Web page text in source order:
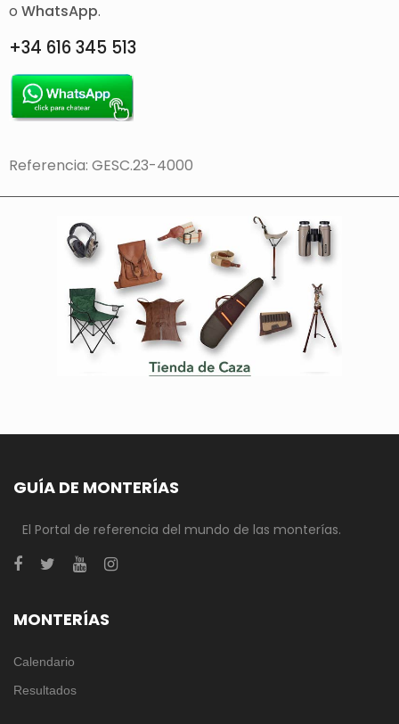
o WhatsApp.
+34 616 345 513
Referencia: GESC.23-4000
GUÍA DE MONTERÍAS
El Portal de referencia del mundo de las monterías.
MONTERÍAS
Calendario
Resultados